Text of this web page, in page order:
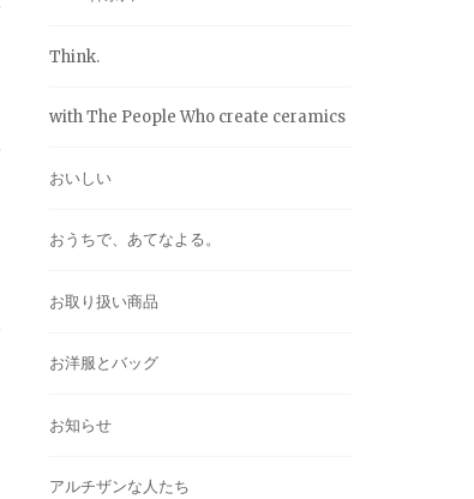
Think.
with The People Who create ceramics
おいしい
おうちで、あてなよる。
お取り扱い商品
お洋服とバッグ
お知らせ
アルチザンな人たち